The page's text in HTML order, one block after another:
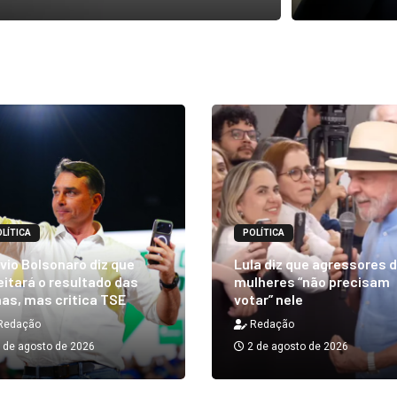
Bolsonaro diz que
o resultado das
mas critica TSE
de agosto de 2026
POLÍTICA
Lula diz que agressores
mulheres “não precisam
votar” nele
Redação
2 de agosto de 2026